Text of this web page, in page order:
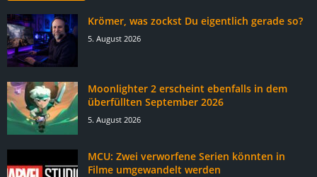
Krömer, was zockst Du eigentlich gerade so?
5. August 2026
Moonlighter 2 erscheint ebenfalls in dem
überfüllten September 2026
5. August 2026
MCU: Zwei verworfene Serien könnten in
Filme umgewandelt werden